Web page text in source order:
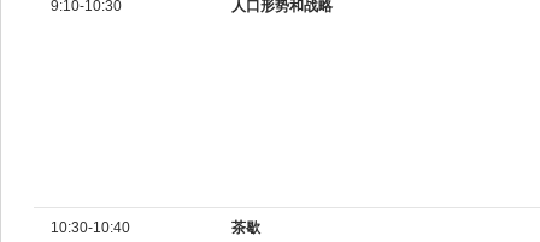
9:10-10:30 人口形势和战略
10:30-10:40 茶歇